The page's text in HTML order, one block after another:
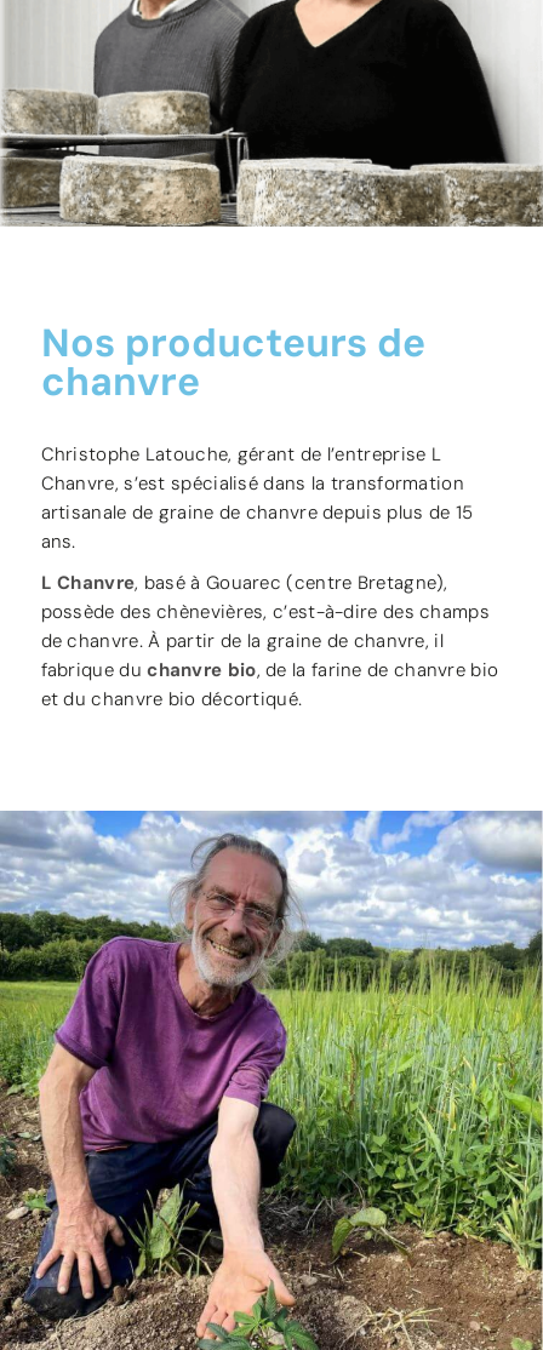
Nos producteurs de
chanvre
Christophe Latouche, gérant de l’entreprise L
Chanvre, s’est spécialisé dans la transformation
artisanale de graine de chanvre depuis plus de 15
ans.
L Chanvre, basé à Gouarec (centre Bretagne),
possède des chènevières, c’est-à-dire des champs
de chanvre. À partir de la graine de chanvre, il
fabrique duchanvre bio, de la farine de chanvre bio
et du chanvre bio décortiqué.